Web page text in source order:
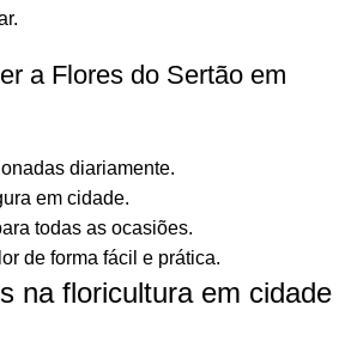
a Flores do Sertão em
diariamente.
em cidade.
todas as ocasiões.
de forma fácil e prática.
na floricultura em cidade